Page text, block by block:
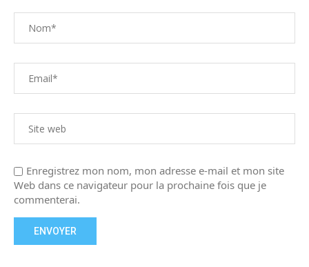
Enregistrez mon nom, mon adresse e-mail et mon site
Web dans ce navigateur pour la prochaine fois que je
commenterai.